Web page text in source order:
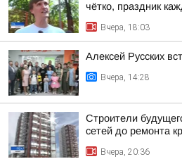
чётко, праздник
Вчера, 18:03
Алексей Русских
Вчера, 14:28
Строители
сетей до ремонта
Вчера, 20:36